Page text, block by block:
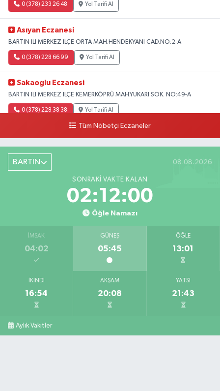
0 (378) 233 26 48 Yol Tarifi Al
Asıyan Eczanesi
BARTIN ILI MERKEZ ILÇE ORTA MAH.HENDEKYANI CAD.NO:2-A
0 (378) 228 66 99 Yol Tarifi Al
Sakaoglu Eczanesi
BARTIN ILI MERKEZ ILÇE KEMERKÖPRÜ MAH.YUKARI SOK. NO:49-A
0 (378) 228 38 38 Yol Tarifi Al
Tüm Nöbetçi Eczaneler
BARTIN 08.08.2026
SONRAKI VAKTE KALAN
02:11:59
Öğle Namazı
İMSAK
04:02
GÜNEŞ
05:45
ÖĞLE
13:01
İKINDI
16:54
AKŞAM
20:08
YATSI
21:43
Aylık Vakitler